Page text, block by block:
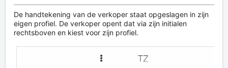
De handtekening van de verkoper staat opgeslagen in zijn
eigen profiel. De verkoper opent dat via zijn initialen
rechtsboven en kiest voor zijn profiel.